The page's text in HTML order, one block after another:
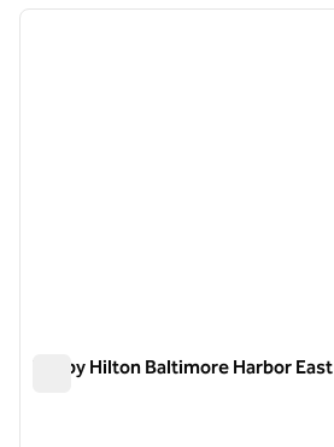
1 din 12
Tru by Hilton Baltimore Harbor East